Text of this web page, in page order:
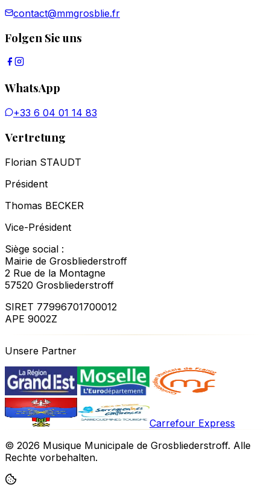
contact@mmgrosblie.fr
Folgen Sie uns
WhatsApp
+33 6 04 01 14 83
Vertretung
Florian STAUDT
Président
Thomas BECKER
Vice-Président
Siège social :
Mairie de Grosbliederstroff
2 Rue de la Montagne
57520 Grosbliederstroff
SIRET 77996701700012
APE 9002Z
Unsere Partner
Carrefour Express
© 2026 Musique Municipale de Grosbliederstroff. Alle
Rechte vorbehalten.